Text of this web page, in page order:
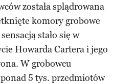
została splądrowana
komory grobowe
stało się w
Howarda Cartera i jego
W grobowcu
5 tys. przedmiotów